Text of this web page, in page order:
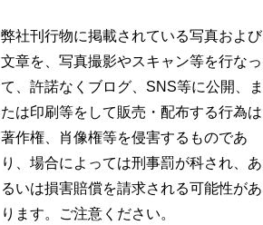
弊社刊行物に掲載されている写真および
文章を、写真撮影やスキャン等を行なっ
て、許諾なくブログ、SNS等に公開、ま
たは印刷等をして販売・配布する行為は
著作権、肖像権等を侵害するものであ
り、場合によっては刑事罰が科され、あ
るいは損害賠償を請求される可能性があ
ります。ご注意ください。